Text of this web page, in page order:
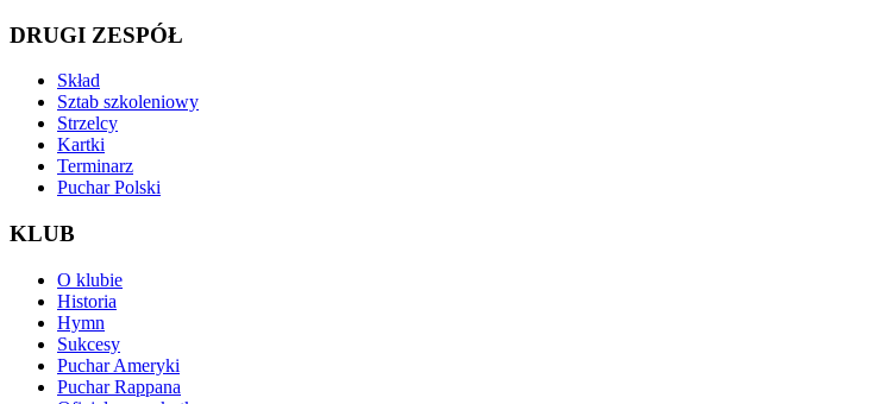
DRUGI ZESPÓŁ
Skład
Sztab szkoleniowy
Strzelcy
Kartki
Terminarz
Puchar Polski
KLUB
O klubie
Historia
Hymn
Sukcesy
Puchar Ameryki
Puchar Rappana